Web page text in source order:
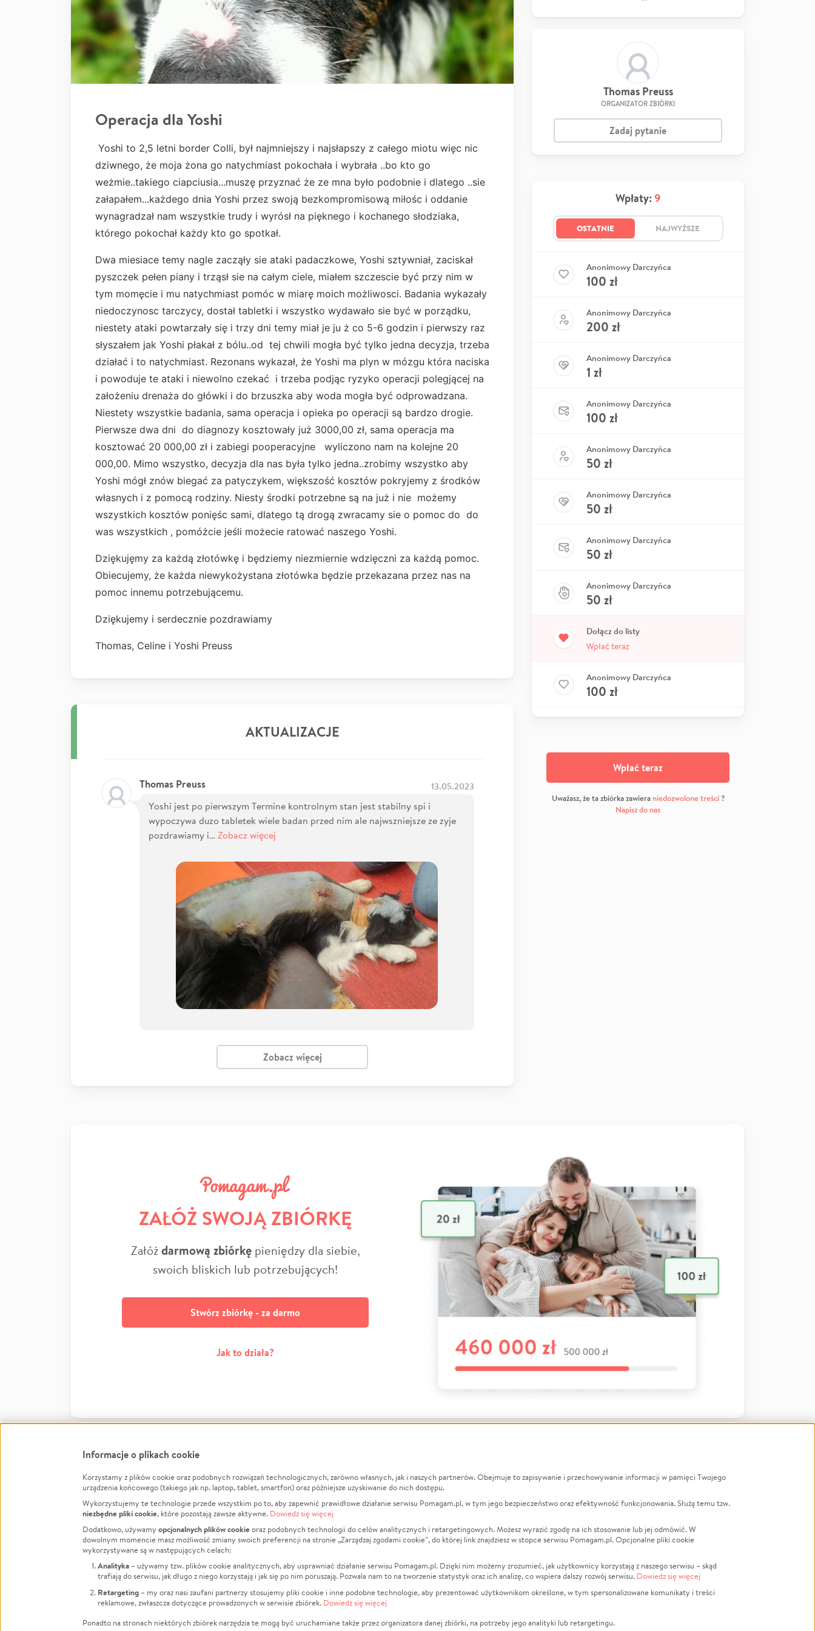
Operacja dla Yoshi
Yoshi to 2,5 letni border Colli, był najmniejszy i najsłapszy z całego miotu więc nic
dziwnego, że moja żona go natychmiast pokochała i wybrała ..bo kto go
weżmie..takiego ciapciusia...muszę przyznać że ze mna było podobnie i dlatego ..sie
załapałem...każdego dnia Yoshi przez swoją bezkompromisową miłośc i oddanie
wynagradzał nam wszystkie trudy i wyrósł na pięknego i kochanego słodziaka,
którego pokochał każdy kto go spotkał.
Dwa miesiace temy nagle zacząły sie ataki padaczkowe, Yoshi sztywniał, zaciskał
pyszczek pełen piany i trząsł sie na całym ciele, miałem szczescie być przy nim w
tym momęcie i mu natychmiast pomóc w miarę moich możliwosci. Badania wykazały
niedoczynosc tarczycy, dostał tabletki i wszystko wydawało sie być w porządku,
niestety ataki powtarzały się i trzy dni temy miał je ju ż co 5-6 godzin i pierwszy raz
słyszałem jak Yoshi płakał z bólu..od tej chwili mogła być tylko jedna decyzja, trzeba
działać i to natychmiast. Rezonans wykazał, że Yoshi ma plyn w mózgu która naciska
i powoduje te ataki i niewolno czekać i trzeba podjąc ryzyko operacji polegjącej na
założeniu drenaża do główki i do brzuszka aby woda mogła być odprowadzana.
Niestety wszystkie badania, sama operacja i opieka po operacji są bardzo drogie.
Pierwsze dwa dni do diagnozy kosztowały już 3000,00 zł, sama operacja ma
kosztować 20 000,00 zł i zabiegi pooperacyjne wyliczono nam na kolejne 20
000,00. Mimo wszystko, decyzja dla nas była tylko jedna..zrobimy wszystko aby
Yoshi mógł znów biegać za patyczykem, większość kosztów pokryjemy z środków
własnych i z pomocą rodziny. Niesty środki potrzebne są na już i nie możemy
wszystkich kosztów ponięśc sami, dlatego tą drogą zwracamy sie o pomoc do do
was wszystkich , pomóżcie jeśli możecie ratować naszego Yoshi.
Dziękujęmy za każdą złotówkę i będziemy niezmiernie wdzięczni za każdą pomoc.
Obiecujemy, że każda niewykożystana złotówka będzie przekazana przez nas na
pomoc innemu potrzebującemu.
Dziękujemy i serdecznie pozdrawiamy
Thomas, Celine i Yoshi Preuss
AKTUALIZACJE
Thomas Preuss 13.05.2023
Yoshi jest po pierwszym Termine kontrolnym stan jest stabilny spi i
wypoczywa duzo tabletek wiele badan przed nim ale najwszniejsze ze zyje
pozdrawiamy i… Zobacz więcej
Zobacz więcej
Thomas Preuss
ORGANIZATOR ZBIÓRKI
Zadaj pytanie
Wpłaty: 9
OSTATNIE NAJWYŻSZE
Anonimowy Darczyńca
100 zł
Anonimowy Darczyńca
200 zł
Anonimowy Darczyńca
1 zł
Anonimowy Darczyńca
100 zł
Anonimowy Darczyńca
50 zł
Anonimowy Darczyńca
50 zł
Anonimowy Darczyńca
50 zł
Anonimowy Darczyńca
50 zł
Dołącz do listy
Wpłać teraz
Anonimowy Darczyńca
100 zł
Wpłać teraz
Uważasz, że ta zbiórka zawiera niedozwolone treści?
Napisz do nas
ZAŁÓŻ SWOJĄ ZBIÓRKĘ
Załóżdarmową zbiórkępieniędzy dla siebie,
swoich bliskich lub potrzebujących!
Stwórz zbiórkę - za darmo
Jak to działa?
FacebookTwitter Instagram
LinkedInTikTok Youtube
Informacje
Jak to działa?
Regulamin
Polityka Prywatności
Kontakt
Porównanie serwisów
Polityka plików cookie
Zarządzaj zgodami cookie
O nas
Opinie
Raporty
Za darmo
Dla NGO
Fundacja Pomagam.pl
Zbieraj na
Leczenie
Zwierzęta
Pożar
Sport
Pomoc Finansowa
Pogrzeb
LGBTQ+
Powódź
Wichura
Religia
Edukacja
Informacje o plikach cookie
Korzystamy z plików cookie oraz podobnych rozwiązań technologicznych, zarówno własnych, jak i naszych partnerów. Obejmuje to zapisywanie i przechowywanie informacji w pamięci Twojego
urządzenia końcowego (takiego jak np. laptop, tablet, smartfon) oraz późniejsze uzyskiwanie do nich dostępu.
Wykorzystujemy te technologie przede wszystkim po to, aby zapewnić prawidłowe działanie serwisu Pomagam.pl, w tym jego bezpieczeństwo oraz efektywność funkcjonowania. Służą temu tzw.
niezbędne pliki cookie, które pozostają zawsze aktywne. Dowiedz się więcej
Dodatkowo, używamy opcjonalnych plików cookieoraz podobnych technologii do celów analitycznych i retargetingowych. Możesz wyrazić zgodę na ich stosowanie lub jej odmówić. W
dowolnym momencie masz możliwość zmiany swoich preferencji na stronie „Zarządzaj zgodami cookie”, do której link znajdziesz w stopce serwisu Pomagam.pl. Opcjonalne pliki cookie
wykorzystywane są w następujących celach:
Analityka – używamy tzw. plików cookie analitycznych, aby usprawniać działanie serwisu Pomagam.pl. Dzięki nim możemy zrozumieć, jak użytkownicy korzystają z naszego serwisu – skąd
trafiają do serwisu, jak długo z niego korzystają i jak się po nim poruszają. Pozwala nam to na tworzenie statystyk oraz ich analizę, co wspiera dalszy rozwój serwisu. Dowiedz się więcej
Retargeting – my oraz nasi zaufani partnerzy stosujemy pliki cookie i inne podobne technologie, aby prezentować użytkownikom określone, w tym spersonalizowane komunikaty i treści
reklamowe, zwłaszcza dotyczące prowadzonych w serwisie zbiórek. Dowiedz się więcej
Ponadto na stronach niektórych zbiórek narzędzia te mogą być uruchamiane także przez organizatora danej zbiórki, na potrzeby jego analityki lub retargetingu.